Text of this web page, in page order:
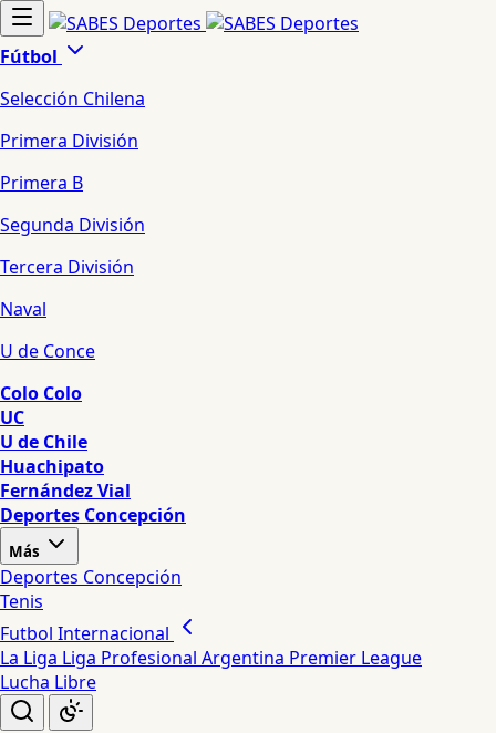
Fútbol
Selección Chilena
Primera División
Primera B
Segunda División
Tercera División
Naval
U de Conce
Colo Colo
UC
U de Chile
Huachipato
Fernández Vial
Deportes Concepción
Más
Deportes Concepción
Tenis
Futbol Internacional
La Liga Liga Profesional Argentina Premier League
Lucha Libre